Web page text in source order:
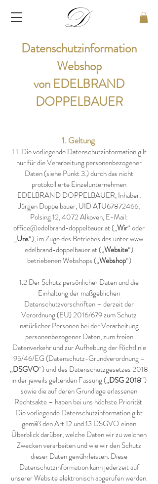
Datenschutzinformation
Webshop
von EDELBRAND
DOPPELBAUER
1. Geltung
1.1 Die vorliegende Datenschutzinformation gilt
nur für die Verarbeitung personenbezogener
Daten (siehe Punkt 3.) durch das nicht
protokollierte Einzelunternehmen
EDELBRAND DOPPELBAUER, Inhaber:
Jürgen Doppelbauer, UID ATU67872466,
Polsing 12, 4072 Alkoven, E-Mail:
office@edelbrand-doppelbauer.at(„Wir“ oder
„Uns“), im Zuge des Betriebes des unter www.
edelbrand-doppelbauer.at („Website“)
betriebenen Webshops („Webshop“)
1.2 Der Schutz persönlicher Daten und die
Einhaltung der maßgeblichen
Datenschutzvorschriften – derzeit der
Verordnung (EU) 2016/679 zum Schutz
natürlicher Personen bei der Verarbeitung
personenbezogener Daten, zum freien
Datenverkehr und zur Aufhebung der Richtlinie
95/46/EG (Datenschutz-Grundverordnung –
„DSGVO“) und des Datenschutzgesetzes 2018
in der jeweils geltenden Fassung („DSG 2018“)
sowie die auf deren Grundlage erlassenen
Rechtsakte – haben bei uns höchste Priorität.
Die vorliegende Datenschutzinformation gibt
gemäß den Art 12 und 13 DSGVO einen
Überblick darüber, welche Daten wir zu welchen
Zwecken verarbeiten und wie wir den Schutz
dieser Daten gewährleisten. Diese
Datenschutzinformation kann jederzeit auf
unserer Website elektronisch abgerufen werden.